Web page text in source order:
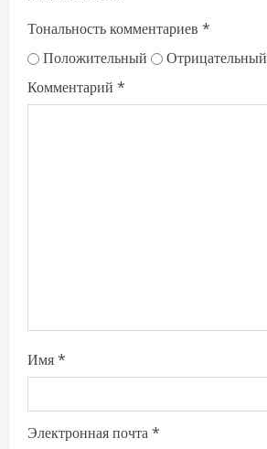
Тональность комментариев *
Положительный
Отрицательный
Комментарий *
Имя*
Электронная почта*